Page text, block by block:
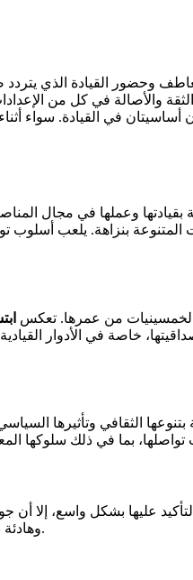
وحضور القيادة الذي
الثقة والأصالة في كل من
أساسيتان في القيادة.
وعملها في مجال
بنزاهة. يلعب أسلوب
خاصة في الأدوار
الثقافي وتأثيرها
عليها بشكل واسع، إلا أن
وهادئة بغض النظر عن القامة الجسدية. غالباً ما تهم لغة الجسد والتعبير أكثر من الطول في القيادة، وهي تظهر ذلك بفعالية.